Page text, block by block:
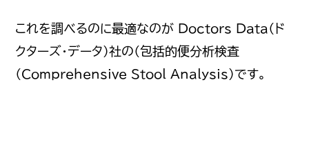
これを調べるのに最適なのが Doctors Data（ド
クターズ・データ）社の（包括的便分析検査
（Comprehensive Stool Analysis）です。